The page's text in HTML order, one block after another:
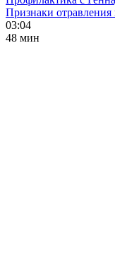
Признаки
03:04
48 мин